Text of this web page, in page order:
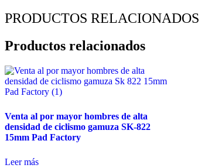
PRODUCTOS RELACIONADOS
Productos relacionados
Venta al por mayor hombres de alta
densidad de ciclismo gamuza SK-822
15mm Pad Factory
Leer más